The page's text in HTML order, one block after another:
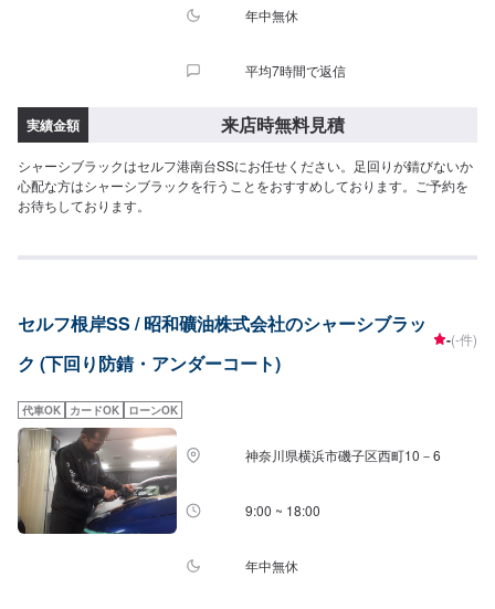
年中無休
平均7時間で返信
実績金額 来店時無料見積
シャーシブラックはセルフ港南台SSにお任せください。足回りが錆びないか
心配な方はシャーシブラックを行うことをおすすめしております。ご予約を
お待ちしております。
セルフ根岸SS / 昭和礦油株式会社のシャーシブラッ
ク (下回り防錆・アンダーコート)
-(-件)
代車OK カードOK ローンOK
神奈川県横浜市磯子区西町10－6
9:00 ~ 18:00
年中無休